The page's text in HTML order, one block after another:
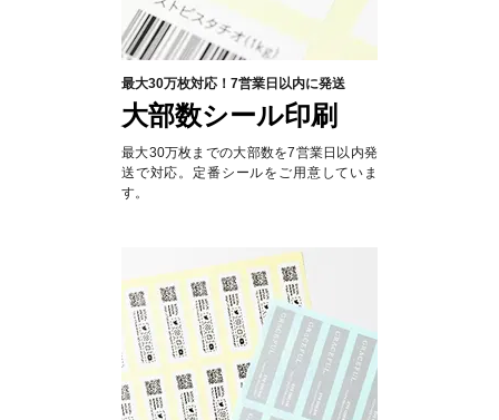
最大30万枚対応！7営業日以内に発送
大部数シール印刷
最大30万枚までの大部数を7営業日以内発
送で対応。定番シールをご用意していま
す。